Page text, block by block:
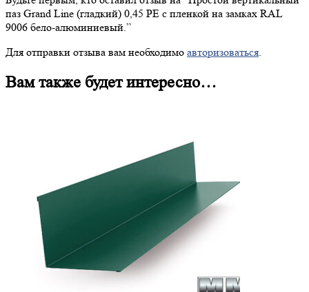
паз Grand Line (гладкий) 0,45 PE с пленкой на замках RAL
9006 бело-алюминиевый.”
Для отправки отзыва вам необходимо авторизоваться
Вам также будет интересно…